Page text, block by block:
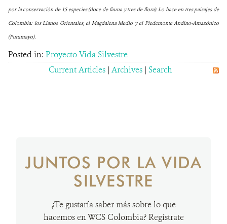
por la conservación de 15 especies (doce de fauna y tres de flora). Lo hace en tres paisajes de
Colombia: los Llanos Orientales, el Magdalena Medio y el Piedemonte Andino-Amazónico
(Putumayo).
Posted in: Proyecto Vida Silvestre
Current Articles | Archives | Search
JUNTOS POR LA VIDA
SILVESTRE
¿Te gustaría saber más sobre lo que
hacemos en WCS Colombia? Regístrate